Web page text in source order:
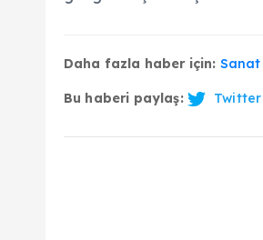
Daha fazla haber için: Sanat
Bu haberi paylaş: Twitter